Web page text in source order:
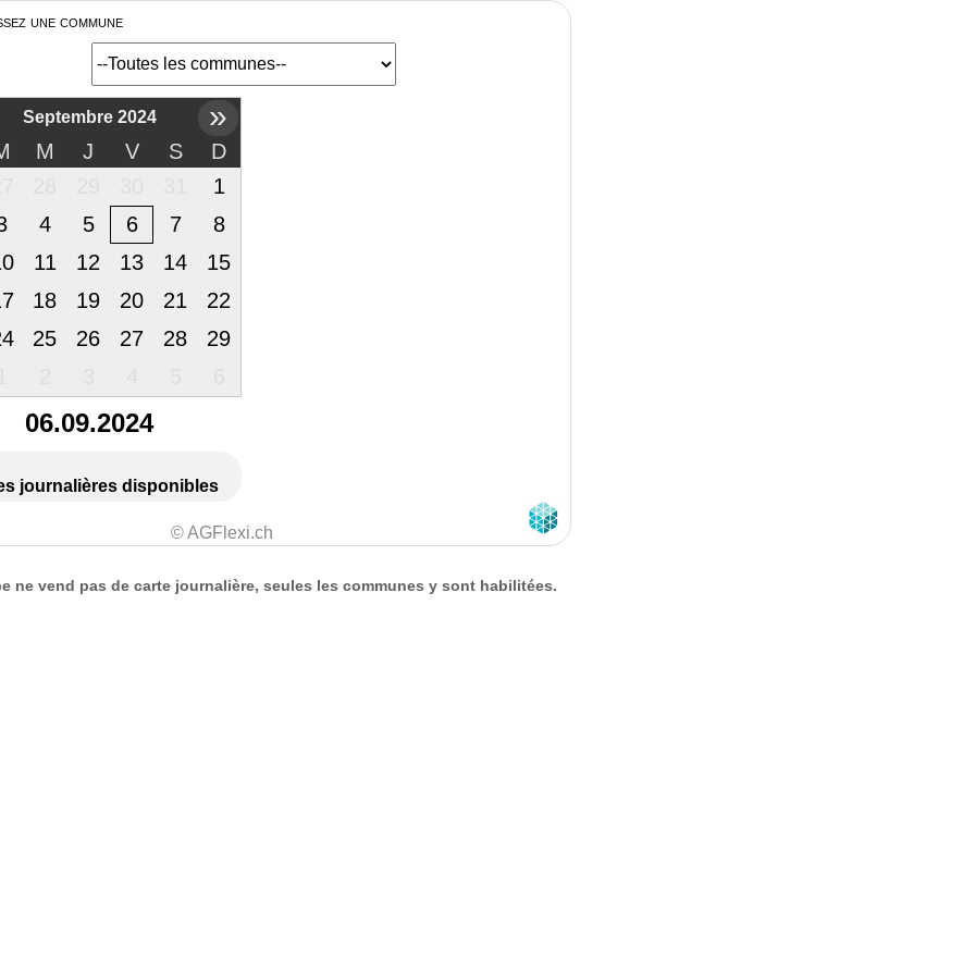
une commune
Septembre 2024 »
M J V S
D
1
4 5 6 7
8
11 12 13 14
15
18 19 20 21
22
25 26 27 28
29
06.09.2024
journalières disponibles
© AGFlexi.ch
ne vend pas de carte journalière, seules les communes y sont habilitées.